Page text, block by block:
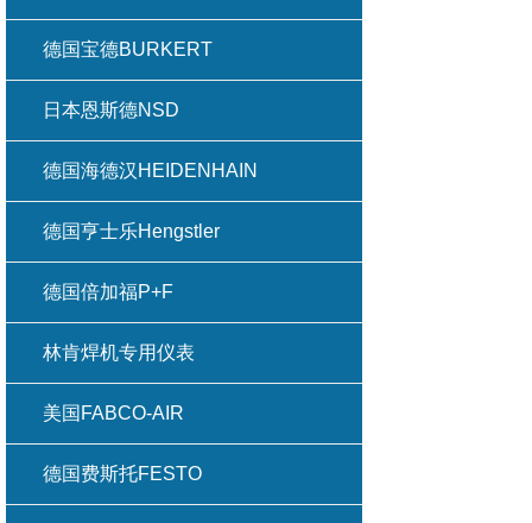
德国宝德BURKERT
日本恩斯德NSD
德国海德汉HEIDENHAIN
德国亨士乐Hengstler
德国倍加福P+F
林肯焊机专用仪表
美国FABCO-AIR
德国费斯托FESTO